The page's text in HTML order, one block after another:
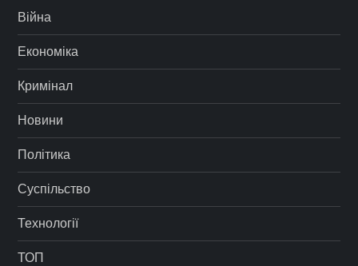
Війна
Економіка
Кримінал
Новини
Політика
Суспільство
Технології
ТОП